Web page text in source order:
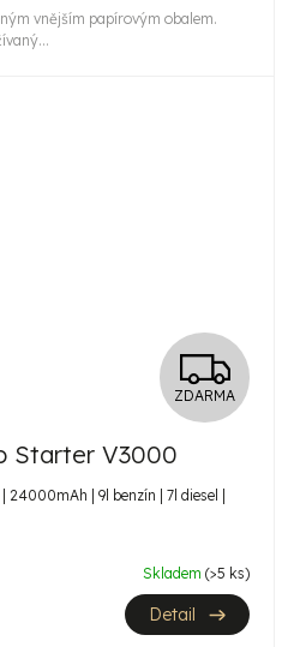
vnějším papírovým obalem.
Z
D
M
A
ZDARMA
Starter V3000
| 9l benzín | 7l diesel |
Skladem (>5 ks)
Detail